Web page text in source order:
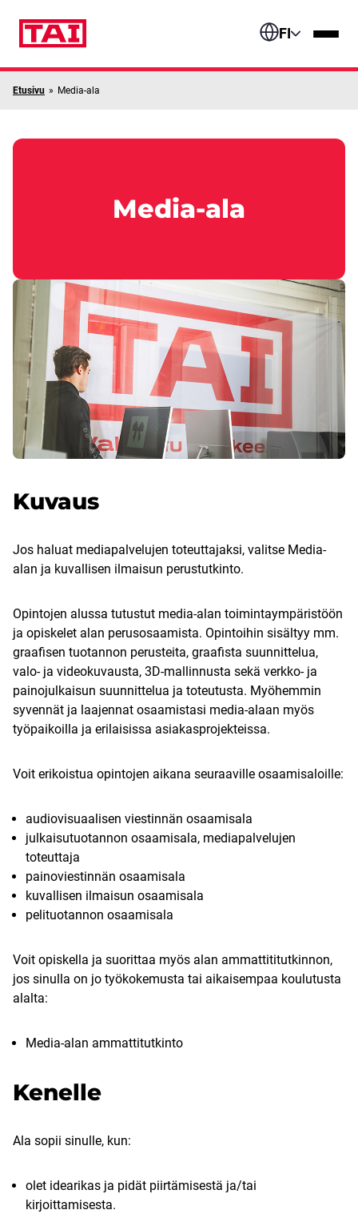
FI
Etusivu » Media-ala
Media-ala
Kuvaus
Jos haluat mediapalvelujen toteuttajaksi, valitse Media-
alan ja kuvallisen ilmaisun perustutkinto.
Opintojen alussa tutustut media-alan toimintaympäristöön
ja opiskelet alan perusosaamista. Opintoihin sisältyy mm.
graafisen tuotannon perusteita, graafista suunnittelua,
valo- ja videokuvausta, 3D-mallinnusta sekä verkko- ja
painojulkaisun suunnittelua ja toteutusta. Myöhemmin
syvennät ja laajennat osaamistasi media-alaan myös
työpaikoilla ja erilaisissa asiakasprojekteissa.
Voit erikoistua opintojen aikana seuraaville osaamisaloille:
audiovisuaalisen viestinnän osaamisala
julkaisutuotannon osaamisala, mediapalvelujen
toteuttaja
painoviestinnän osaamisala
kuvallisen ilmaisun osaamisala
pelituotannon osaamisala
Voit opiskella ja suorittaa myös alan ammattititutkinnon,
jos sinulla on jo työkokemusta tai aikaisempaa koulutusta
alalta:
Media-alan ammattitutkinto
Kenelle
Ala sopii sinulle, kun:
olet idearikas ja pidät piirtämisestä ja/tai
kirjoittamisesta.